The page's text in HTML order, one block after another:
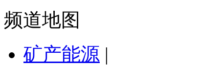
频道地图
矿产能源 |